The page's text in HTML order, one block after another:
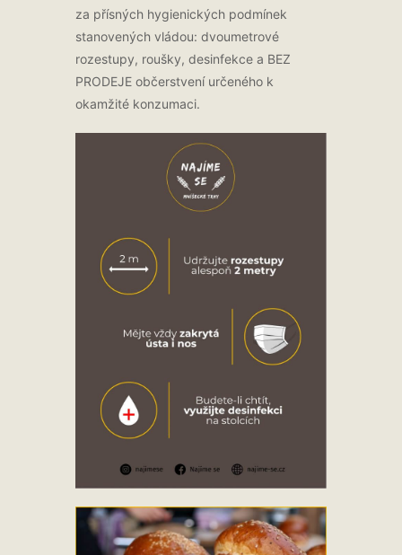
za přísných hygienických podmínek
stanovených vládou: dvoumetrové
rozestupy, roušky, desinfekce a BEZ
PRODEJE občerstvení určeného k
okamžité konzumaci.